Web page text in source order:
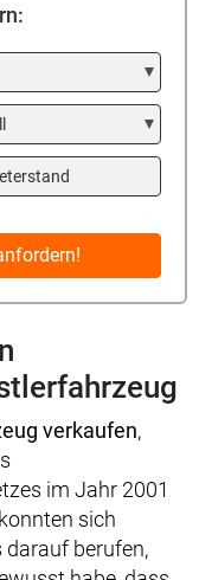
verkaufen,
im Jahr 2001
sich
berufen,